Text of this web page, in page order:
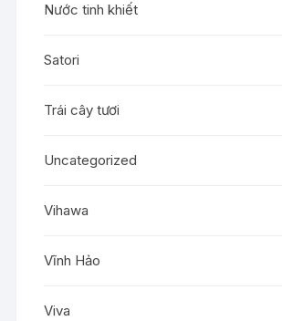
Nước tinh khiết
Satori
Trái cây tươi
Uncategorized
Vihawa
Vĩnh Hảo
Viva